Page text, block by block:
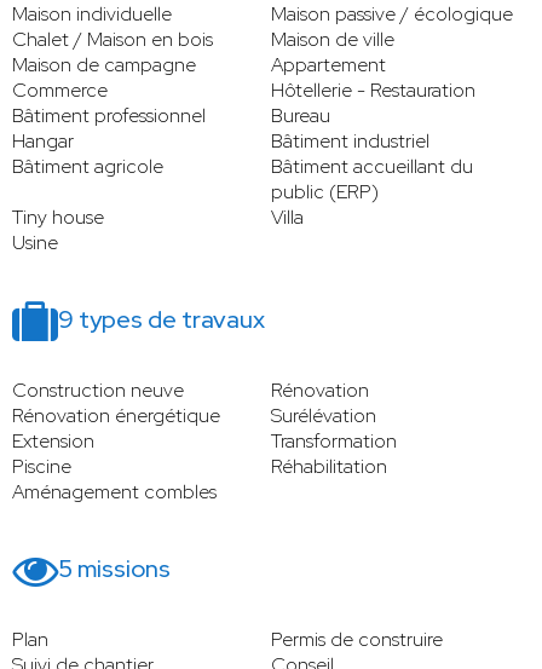
Maison individuelle
Maison passive / écologique
Chalet / Maison en bois
Maison de ville
Maison de campagne
Appartement
Commerce
Hôtellerie - Restauration
Bâtiment professionnel
Bureau
Hangar
Bâtiment industriel
Bâtiment agricole
Bâtiment accueillant du
public (ERP)
Tiny house
Villa
Usine
9 types de travaux
Construction neuve
Rénovation
Rénovation énergétique
Surélévation
Extension
Transformation
Piscine
Réhabilitation
Aménagement combles
5 missions
Plan
Permis de construire